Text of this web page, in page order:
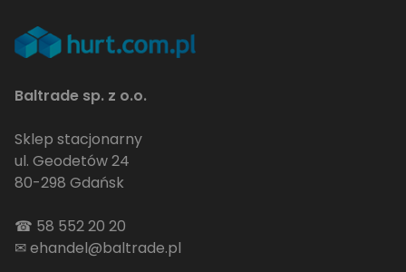
Baltrade sp. z o.o.
Sklep stacjonarny
ul. Geodetów 24
80-298 Gdańsk
☎ 58 552 20 20
✉ehandel@baltrade.pl